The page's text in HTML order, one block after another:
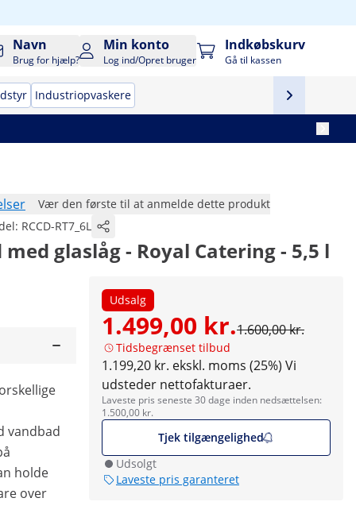
Navn
Brug for hjælp?
Min konto
Log ind/Opret bruger
Indkøbskurv
Gå til kassen
Industriopvaskere
Vær den første til at anmelde dette produkt
RCCD-RT7_6L
glaslåg - Royal Catering - 5,5 l
Udsalg
1.499,00 kr.1.600,00 kr.
Tidsbegrænset tilbud
1.199,20 kr. ekskl. moms (25%) Vi
udsteder nettofakturaer.
Laveste pris seneste 30 dage inden nedsættelsen:
1.500,00 kr.
Tjek tilgængelighed
Udsolgt
Laveste pris garanteret
vandbad
holde
over